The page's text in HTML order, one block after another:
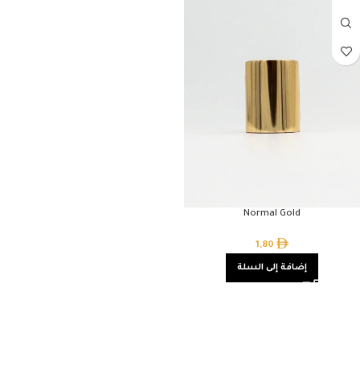
Normal Gold
1,80
إضافة إلى السلة